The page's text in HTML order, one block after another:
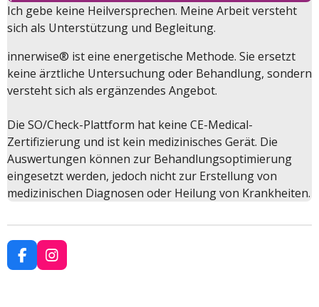
m
Ich gebe keine Heilversprechen. Meine Arbeit versteht
sich als Unterstützung und Begleitung.
innerwise® ist eine energetische Methode. Sie ersetzt
keine ärztliche Untersuchung oder Behandlung, sondern
versteht sich als ergänzendes Angebot.
Die SO/Check-Plattform hat keine CE-Medical-
Zertifizierung und ist kein medizinisches Gerät. Die
Auswertungen können zur Behandlungsoptimierung
eingesetzt werden, jedoch nicht zur Erstellung von
medizinischen Diagnosen oder Heilung von Krankheiten.
F
a
I
n